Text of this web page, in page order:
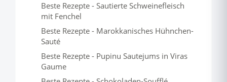
Beste Rezepte - Sautierte Schweinefleisch
mit Fenchel
Beste Rezepte - Marokkanisches Hühnchen-
Sauté
Beste Rezepte - Pupinu Sautejums in Viras
Gaume